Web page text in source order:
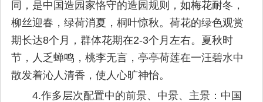
同，是中国造园家恪守的造园规则，如梅花耐冬，
柳丝迎春，绿荷消夏，桐叶惊秋。荷花的绿色观赏
期长达8个月，群体花期在2-3个月左右。夏秋时
节，人乏蝉鸣，桃李无言，亭亭荷莲在一汪碧水中
散发着沁人清香，使人心旷神怡。
4.作多层次配置中的前景、中景、主景：中国